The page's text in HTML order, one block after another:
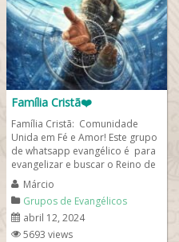
Família Cristã❤️
Família Cristã: Comunidade
Unida em Fé e Amor! Este grupo
de whatsapp evangélico é para
evangelizar e buscar o Reino de
Deus: Nossa missão é...
Márcio
Grupos de Evangélicos
abril 12, 2024
5693 views